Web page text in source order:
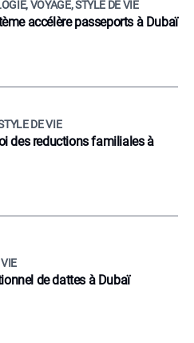
VOYAGE, STYLE DE VIE
accélère passeports à Dubaï
DE VIE
des reductions familiales à
de dattes à Dubaï